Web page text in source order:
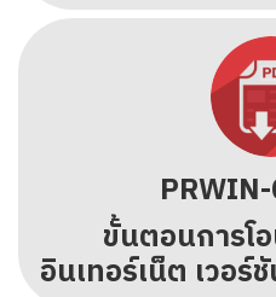
ขั้นตอนการโ
อินเทอร์เน็ต เวอร์